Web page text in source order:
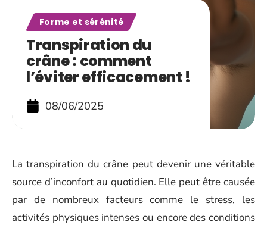
Forme et sérénité
Transpiration du
crâne : comment
l’éviter efficacement !
08/06/2025
La transpiration du crâne peut devenir une véritable
source d’inconfort au quotidien. Elle peut être causée
par de nombreux facteurs comme le stress, les
activités physiques intenses ou encore des conditions